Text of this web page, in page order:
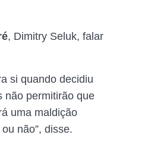
, Dimitry Seluk, falar
si quando decidiu
não permitirão que
uma maldição
não”, disse.